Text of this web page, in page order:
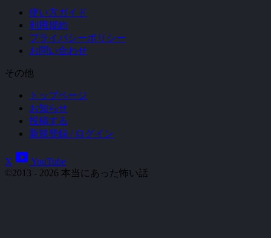
使い方ガイド
利用規約
プライバシーポリシー
お問い合わせ
その他
トップページ
お知らせ
投稿する
新規登録 / ログイン
X smart_display YouTube
©2013 - 2026 本当にあった怖い話